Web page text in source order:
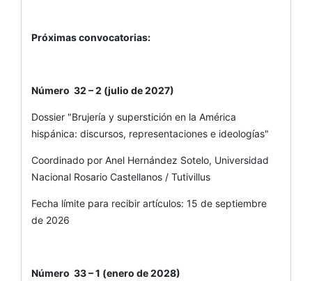
Próximas convocatorias:
Número 32 – 2 (julio de 2027)
Dossier "Brujería y superstición en la América
hispánica: discursos, representaciones e ideologías"
Coordinado por Anel Hernández Sotelo, Universidad
Nacional Rosario Castellanos / Tutivillus
Fecha límite para recibir artículos: 15 de septiembre
de 2026
Número 33 – 1 (enero de 2028)